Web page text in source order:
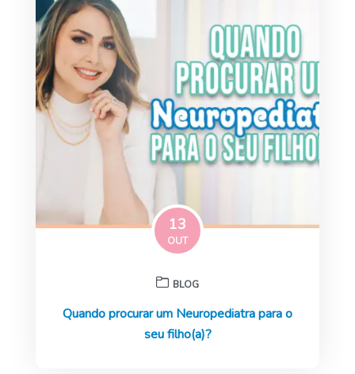
13
OUT
BLOG
Quando procurar um Neuropediatra para o
seu filho(a)?